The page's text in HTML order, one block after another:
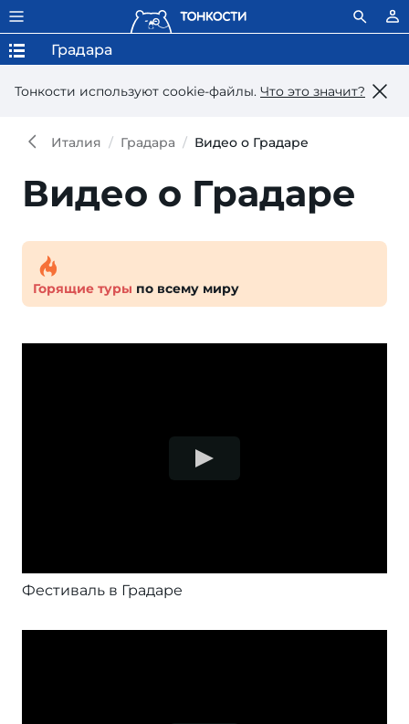
Тонкости используют сookie-файлы. Что это значит?
Градара
Италия Градара Видео о Градаре
Видео о Градаре
Горящие туры по всему миру
Фестиваль в Градаре